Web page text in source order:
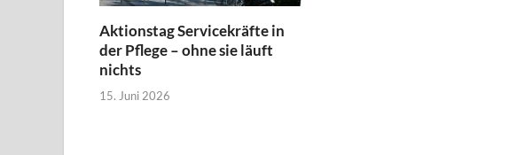
Aktionstag Servicekräfte in
der Pflege – ohne sie läuft
nichts
15. Juni 2026